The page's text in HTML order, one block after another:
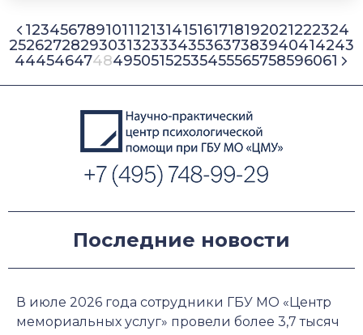
123456789101112131415161718192021222324
25262728293031323334353637383940414243
444546474849505152535455565758596061
Последние новости
В июле 2026 года сотрудники ГБУ МО «Центр
мемориальных услуг» провели более 3,7 тысяч